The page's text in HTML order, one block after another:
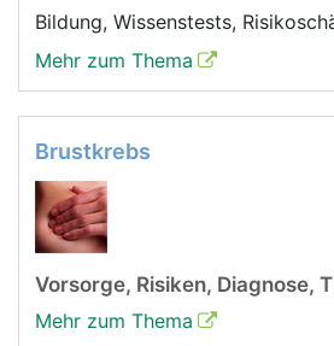
Bildung, Wissenstests,
Mehr zum Thema
Brustkrebs
Vorsorge, Risiken, Diagnose,
Mehr zum Thema